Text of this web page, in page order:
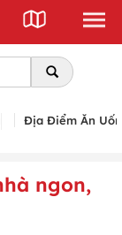
Địa Điểm Ăn
ngon,